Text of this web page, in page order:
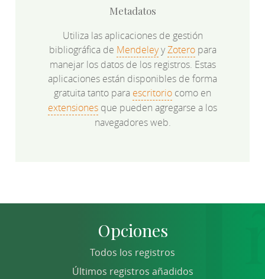
Metadatos
Utiliza las aplicaciones de gestión
bibliográfica de MendeleyyZoteropara
manejar los datos de los registros. Estas
aplicaciones están disponibles de forma
gratuita tanto para escritorio como en
extensiones que pueden agregarse a los
navegadores web.
Opciones
Todos los registros
Últimos registros añadidos